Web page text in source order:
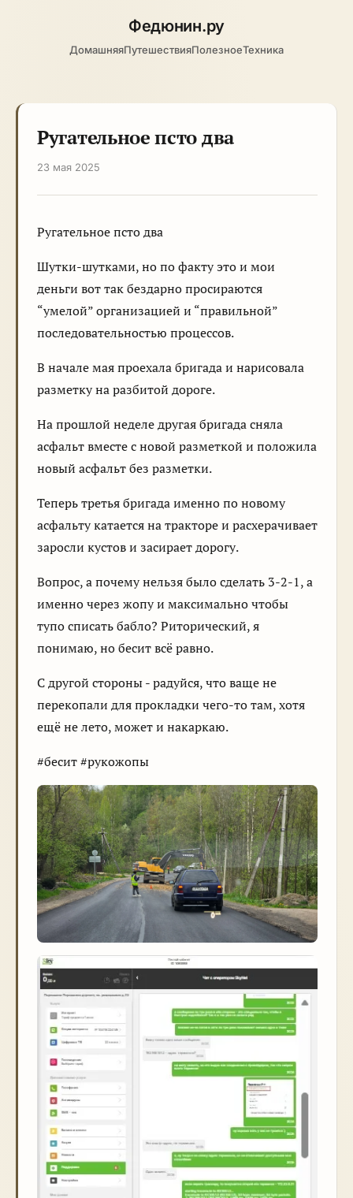
Федюнин.ру
ДомашняяПутешествияПолезноеТехника
Ругательное псто два
23 мая 2025
Ругательное псто два
Шутки-шутками, но по факту это и мои
деньги вот так бездарно просираются
“умелой” организацией и “правильной”
последовательностью процессов.
В начале мая проехала бригада и нарисовала
разметку на разбитой дороге.
На прошлой неделе другая бригада сняла
асфальт вместе с новой разметкой и положила
новый асфальт без разметки.
Теперь третья бригада именно по новому
асфальту катается на тракторе и расхерачивает
заросли кустов и засирает дорогу.
Вопрос, а почему нельзя было сделать 3-2-1, а
именно через жопу и максимально чтобы
тупо списать бабло? Риторический, я
понимаю, но бесит всё равно.
С другой стороны - радуйся, что ваще не
перекопали для прокладки чего-то там, хотя
ещё не лето, может и накаркаю.
#бесит #рукожопы